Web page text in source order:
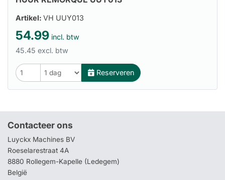
Artikel: VH UUY013
54.99 incl. btw
45.45 excl. btw
Reserveren
Contacteer ons
Luyckx Machines BV
Roeselarestraat 4A
8880 Rollegem-Kapelle (Ledegem)
België